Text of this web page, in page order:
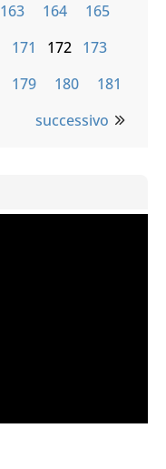
163 164
165
171 172 173
179 180
181
successivo